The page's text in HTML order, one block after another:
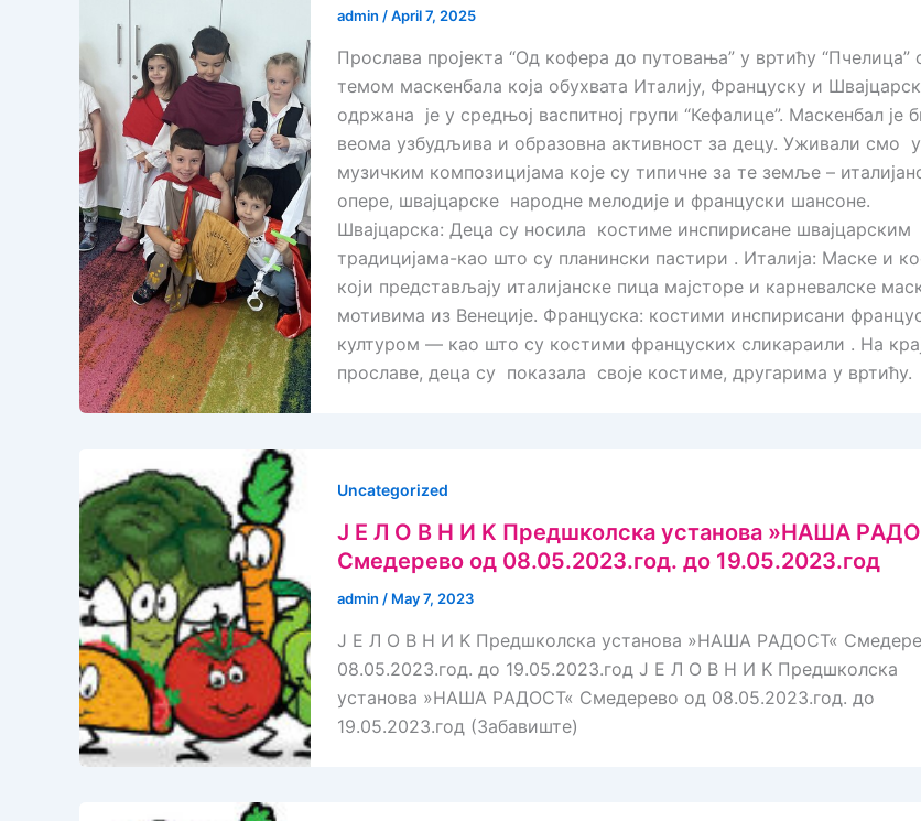
admin /April 7, 2025
Прослава пројекта “Од кофера до путовања” у вртићу “Пчелица”
темом маскенбала која обухвата Италију, Француску и
одржана је у средњој васпитној групи “Кефалице”. Маскенбал је
веома узбудљива и образовна активност за децу. Уживали смо у
музичким композицијама које су типичне за те земље –
опере, швајцарске народне мелодије и француски шансоне.
Швајцарска: Деца су носила костиме инспирисане швајцарским
традицијама-као што су планински пастири . Италија: Маске и
који представљају италијанске пица мајсторе и карневалске
мотивима из Венеције. Француска: костими инспирисани
културом — као што су костими француских сликараили . На
прославе, деца су показала своје костиме, другарима у вртићу.
Uncategorized
J E Л O В Н И K Предшколска установа »НAШA
Смедерево од 08.05.2023.год. до 19.05.2023.год
admin / May 7, 2023
J E Л O В Н И K Предшколска установа »НAШA РAДOСT«
08.05.2023.год. до 19.05.2023.год J E Л O В Н И K Предшколска
установа »НAШA РAДOСT« Смедерево од 08.05.2023.год. до
19.05.2023.год (Забавиште)